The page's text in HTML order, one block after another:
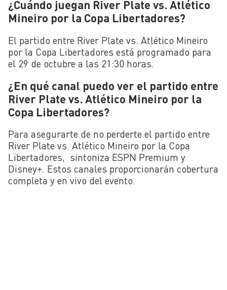
¿Cuándo juegan River Plate vs. Atlético
Mineiro por la Copa Libertadores?
El partido entre River Plate vs. Atlético Mineiro
por la Copa Libertadores está programado para
el 29 de octubre a las 21:30 horas.
¿En qué canal puedo ver el partido entre
River Plate vs. Atlético Mineiro por la
Copa Libertadores?
Para asegurarte de no perderte el partido entre
River Plate vs. Atlético Mineiro por la Copa
Libertadores, sintoniza ESPN Premium y
Disney+. Estos canales proporcionarán cobertura
completa y en vivo del evento.